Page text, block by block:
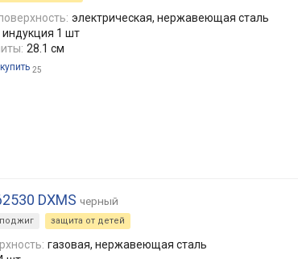
электрическая, нержавеющая сталь
индукция 1 шт
28.1 см
25
DXMS черный
защита от детей
газовая, нержавеющая сталь